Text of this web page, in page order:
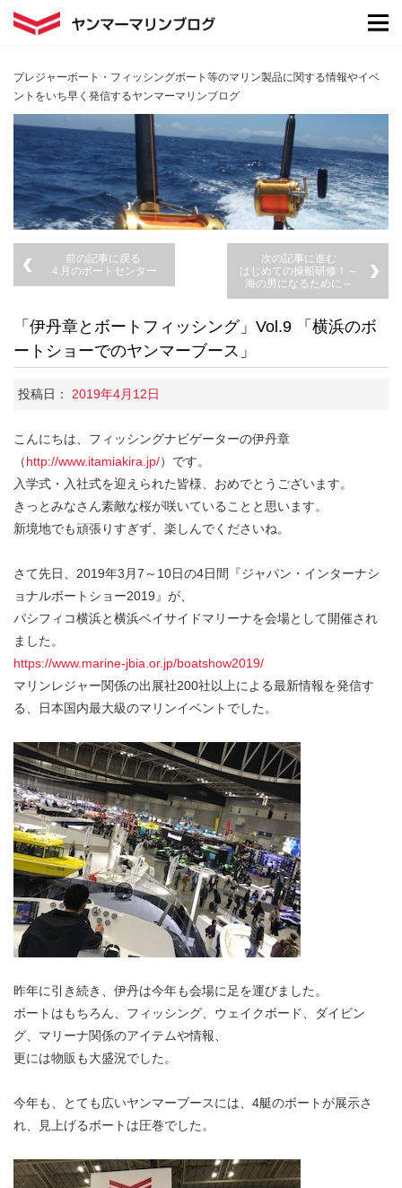
プレジャーボート・フィッシングボート等のマリン製品に関する情報やイベ
ントをいち早く発信するヤンマーマリンブログ
前の記事に戻る
４月のボートセンター
次の記事に進む
はじめての操船研修！～
海の男になるために～
「伊丹章とボートフィッシング」Vol.9 「横浜のボ
ートショーでのヤンマーブース」
投稿日： 2019年4月12日
こんにちは、フィッシングナビゲーターの伊丹章
（http://www.itamiakira.jp/）です。
入学式・入社式を迎えられた皆様、おめでとうございます。
きっとみなさん素敵な桜が咲いていることと思います。
新境地でも頑張りすぎず、楽しんでくださいね。
さて先日、2019年3月7～10日の4日間『ジャパン・インターナシ
ョナルボートショー2019』が、
パシフィコ横浜と横浜ベイサイドマリーナを会場として開催され
ました。
https://www.marine-jbia.or.jp/boatshow2019/
マリンレジャー関係の出展社200社以上による最新情報を発信す
る、日本国内最大級のマリンイベントでした。
昨年に引き続き、伊丹は今年も会場に足を運びました。
ボートはもちろん、フィッシング、ウェイクボード、ダイビン
グ、マリーナ関係のアイテムや情報、
更には物販も大盛況でした。
今年も、とても広いヤンマーブースには、4艇のボートが展示さ
れ、見上げるボートは圧巻でした。